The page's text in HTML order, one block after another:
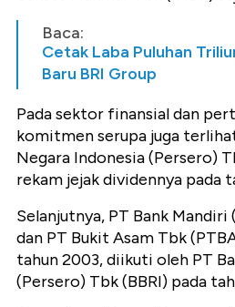
Baca:
Cetak Laba Puluhan
Baru BRI Group
Pada sektor finansial dan
komitmen serupa juga
Negara Indonesia (Persero)
rekam jejak dividennya pada
Selanjutnya, PT Bank
dan PT Bukit Asam Tbk
tahun 2003, diikuti oleh PT
(Persero) Tbk (BBRI) pada